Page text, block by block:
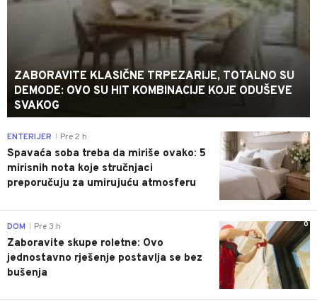
ZABORAVITE KLASIČNE TRPEZARIJE, TOTALNO SU
DEMODE: OVO SU HIT KOMBINACIJE KOJE ODUŠEVE
SVAKOG
0
ENTERIJER Pre 2 h
Spavaća soba treba da miriše ovako: 5
mirisnih nota koje stručnjaci
preporučuju za umirujuću atmosferu
0
DOM Pre 3 h
Zaboravite skupe roletne: Ovo
jednostavno rješenje postavlja se bez
bušenja